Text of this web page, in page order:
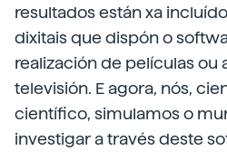
resultados están xa
dixitais que dispón o
realización de películas ou
televisión. E agora, nós,
científico, simulamos o
investigar a través deste